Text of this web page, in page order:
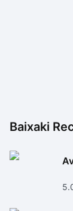
Baixaki